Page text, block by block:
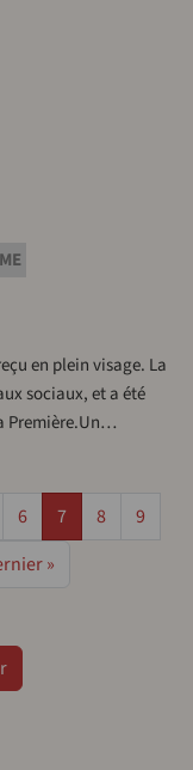
en plein visage. La
sociaux, et a été
Première.Un…
Page
6 Page
7 Page
8 Page
9
page
»